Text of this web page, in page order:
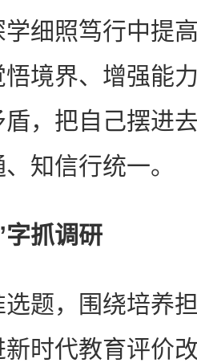
学细照笃行中提
境界、增强能
，把自己摆进
知信行统一。
抓调研
，围绕培养担
时代教育评价